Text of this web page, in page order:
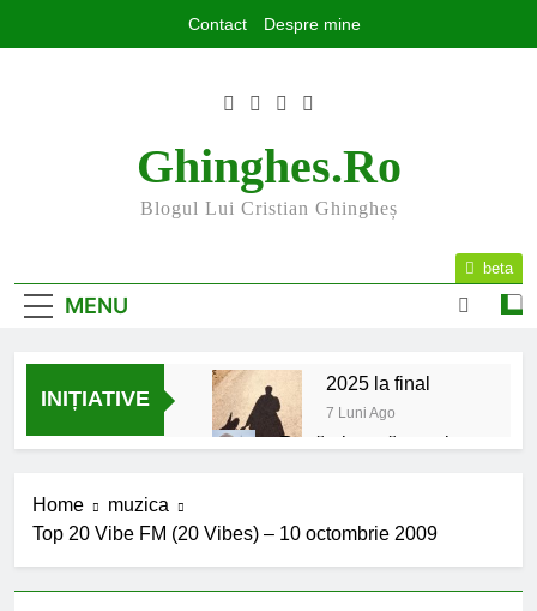
Contact Despre mine
Ghinghes.ro
Blogul Lui Cristian Ghingheș
MENU
beta
INIȚIATIVE
2025 la final
7 Luni Ago
Rugăminte către cei
Mesajul meu de început
de an școlar: fără fondul
clasei, fără fondul școlii
Home
muzica
Top 20 Vibe FM (20 Vibes) – 10 octombrie 2009